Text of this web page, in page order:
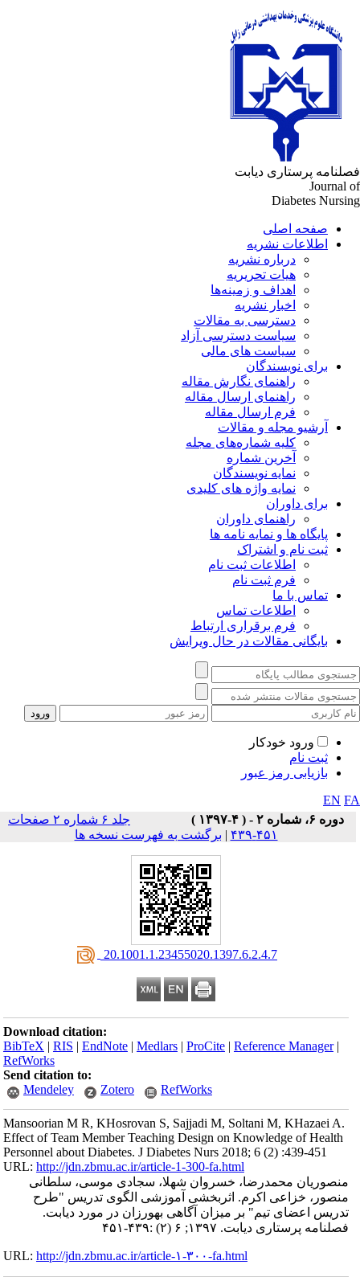
پرستاری دیابت
Journal
Diabetes
صفحه اصلی
اطلاعات نشریه
درباره نشریه
هیات تحریریه
اهداف و زمینه‌ها
اخبار نشریه
دسترسی به مقالات
سیاست دسترسی آزاد
سیاست های مالی
برای نویسندگان
راهنمای نگارش مقاله
راهنمای ارسال مقاله
فرم ارسال مقاله
آرشیو مجله و مقالات
کلیه شماره‌های مجله
آخرین شماره
نمایه نویسندگان
نمایه واژه های کلیدی
برای داوران
راهنمای داوران
پایگاه ها و نمایه نامه ها
ثبت نام و اشتراک
اطلاعات ثبت نام
فرم ثبت نام
تماس با ما
اطلاعات تماس
فرم برقراری ارتباط
بایگانی مقالات در حال ویرایش
ورود خودکار
ثبت نام
بازیابی رمز عبور
EN
دوره ۶، شماره ۲ - ( ۴-۱۳۹۷ )
جلد ۶ شماره ۲ صفحات
۴۵۱-۴۳۹
| برگشت به فهرست نسخه ها
‎ 20.1001.1.23455020.1397.6.2.4.7
Download citation:
BibTeX |RIS |EndNote |Medlars |ProCite |Reference Manager
RefWorks
Send citation to:
Mendeley
Zotero RefWorks
Mansoorian M R, KHosrovan S, Sajjadi M, Soltani M, KHazaei A.
Effect of Team Member Teaching Design on Knowledge of Health
Personnel about Diabetes. J Diabetes Nurs 2018; 6 (2) :439-451
URL:http://jdn.zbmu.ac.ir/article-1-300-fa.html
منصوریان محمدرضا، خسروان شهلا، سجادی موسی، سلطانی
منصور، خزاعی اکرم. اثربخشی آموزشی الگوی تدریس "طرح
تدریس اعضای تیم" بر میزان آگاهی بهورزان در مورد دیابت.
فصلنامه پرستاری دیابت. ۱۳۹۷; ۶ (۲) :۴۳۹-۴۵۱
URL:http://jdn.zbmu.ac.ir/article-۱-۳۰۰-fa.html